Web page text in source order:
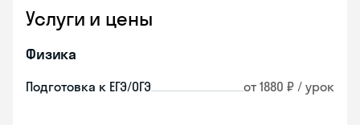
Услуги и цены
Физика
Подготовка к ЕГЭ/ОГЭ от 1880 ₽ / урок